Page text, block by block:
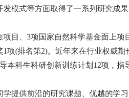
模式等方面取得了一系列研究
目、 3项国家自然科学基金面上项
1项(排名第2)。近年来在行业权威期
本科生科研创新训练计划 12项，指
提供前沿的研究课题、优越的学